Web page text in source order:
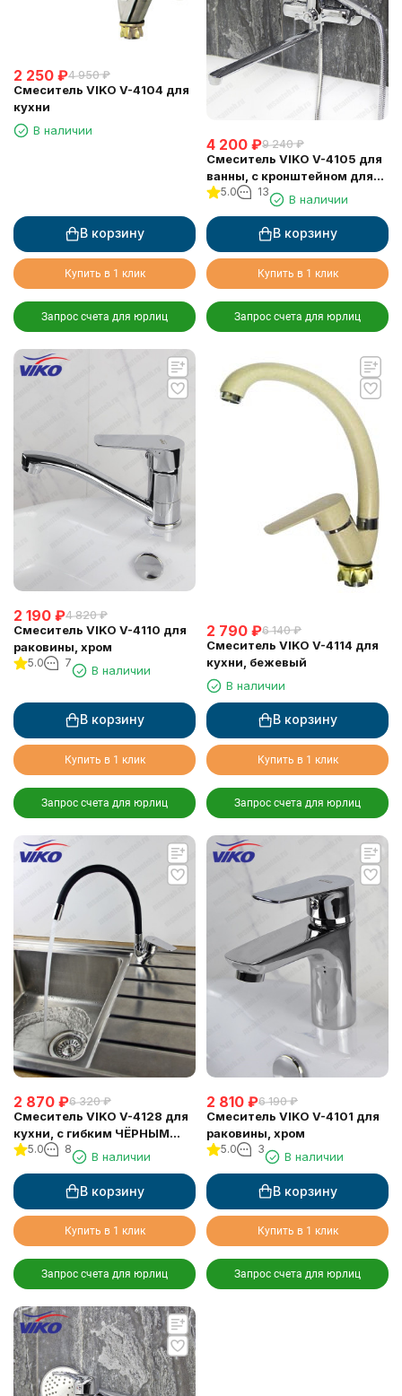
2 250 ₽4 950 ₽
Смеситель VIKO V-4104 для
кухни
В наличии
В корзину
Купить в 1 клик
Запрос счета для юрлиц
4 200 ₽9 240 ₽
Смеситель VIKO V-4105 для
ванны, с кронштейном для
душевой лейки, хром
5.0 13
В наличии
В корзину
Купить в 1 клик
Запрос счета для юрлиц
2 190 ₽4 820 ₽
Смеситель VIKO V-4110 для
раковины, хром
5.0 7
В наличии
В корзину
Купить в 1 клик
Запрос счета для юрлиц
2 790 ₽6 140 ₽
Смеситель VIKO V-4114 для
кухни, бежевый
В наличии
В корзину
Купить в 1 клик
Запрос счета для юрлиц
2 870 ₽6 320 ₽
Смеситель VIKO V-4128 для
кухни, с гибким ЧЁРНЫМ
изливом, Хром
5.0 8
В наличии
В корзину
Купить в 1 клик
Запрос счета для юрлиц
2 810 ₽6 190 ₽
Смеситель VIKO V-4101 для
раковины, хром
5.0 3
В наличии
В корзину
Купить в 1 клик
Запрос счета для юрлиц